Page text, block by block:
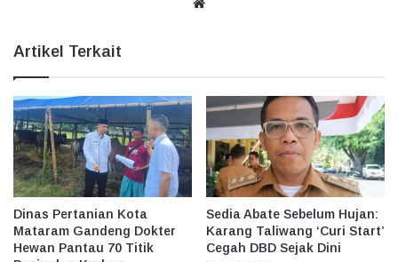
Artikel Terkait
Dinas Pertanian Kota
Mataram Gandeng Dokter
Hewan Pantau 70 Titik
Sedia Abate Sebelum Hujan:
Karang Taliwang ‘Curi Start’
Cegah DBD Sejak Dini